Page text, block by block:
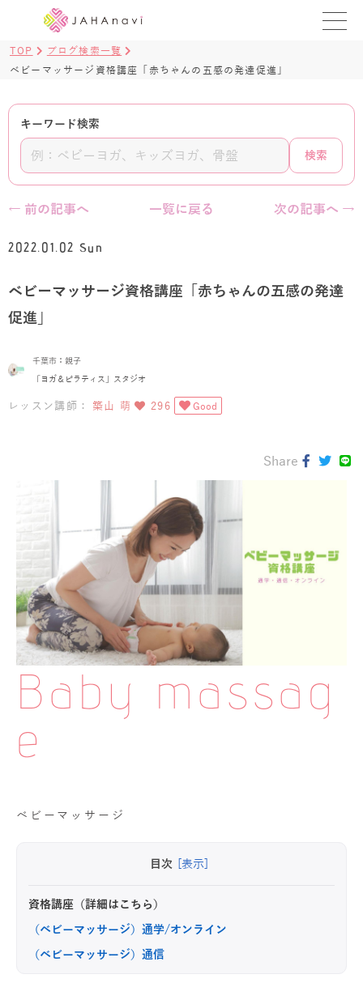
レッスンを探す
BLOG
ヨガ資格講座 ›
TOP
ブログ検索一覧
ベビーマッサージ資格講座「赤ちゃんの五感の発達促進」
キーワード検索
検索
← 前の記事へ 一覧に戻る 次の記事へ →
2022.01.02 Sun
ベビーマッサージ資格講座「赤ちゃんの五感の発達
促進」
千葉市：親子
「ヨガ＆ピラティス」スタジオ
レッスン講師： 築山 萌 296 Good
Share
Baby massag
e
ベビーマッサージ
目次 [表示]
資格講座（詳細はこちら）
（ベビーマッサージ）通学/オンライン
（ベビーマッサージ）通信